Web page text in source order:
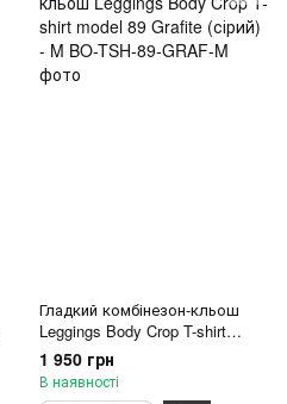
Гладкий комбінезон-кльош
Leggings Body Crop T-shirt
model 89 Grafite (сірий) - M
1 950 грн
В наявності